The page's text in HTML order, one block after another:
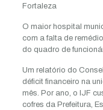
Fortaleza
O maior hospital
com a falta de
do quadro de
Um relatório do
déficit financeiro na
mês. Por ano, o IJF
cofres da Prefeitura,